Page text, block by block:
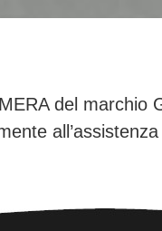
del marchio